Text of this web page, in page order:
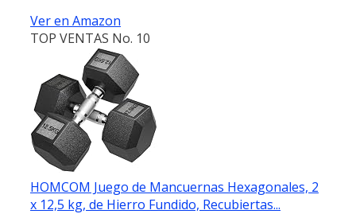
Ver en Amazon
TOP VENTAS No. 10
HOMCOM Juego de Mancuernas Hexagonales, 2
x 12,5 kg, de Hierro Fundido, Recubiertas...